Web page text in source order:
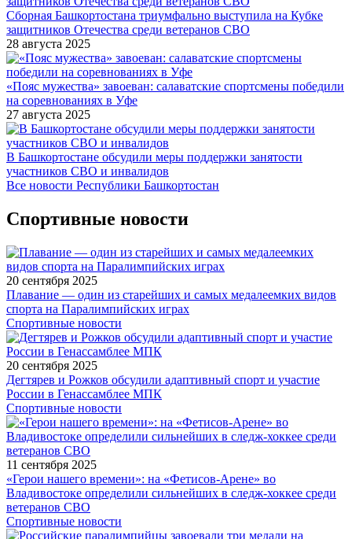
Сборная Башкортостана триумфально выступила на Кубке
защитников Отечества среди ветеранов СВО
28 августа 2025
«Пояс мужества» завоеван: салаватские спортсмены победили
на соревнованиях в Уфе
27 августа 2025
В Башкортостане обсудили меры поддержки занятости
участников СВО и инвалидов
Все новости Республики Башкортостан
Спортивные новости
20 сентября 2025
Плавание — один из старейших и самых медалеемких видов
спорта на Паралимпийских играх
Спортивные новости
20 сентября 2025
Дегтярев и Рожков обсудили адаптивный спорт и участие
России в Генассамблее МПК
Спортивные новости
11 сентября 2025
«Герои нашего времени»: на «Фетисов-Арене» во
Владивостоке определили сильнейших в следж-хоккее среди
ветеранов СВО
Спортивные новости